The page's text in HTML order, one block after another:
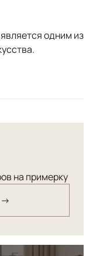
одним из
на примерку
→